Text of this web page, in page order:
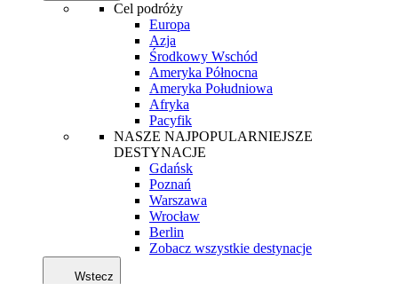
Cel podróży
Europa
Azja
Środkowy Wschód
Ameryka Północna
Ameryka Południowa
Afryka
Pacyfik
NASZE NAJPOPULARNIEJSZE
DESTYNACJE
Gdańsk
Poznań
Warszawa
Wrocław
Berlin
Zobacz wszystkie destynacje
Wstecz